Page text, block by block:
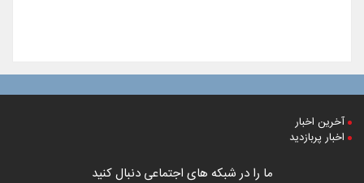
آخرین اخبار
اخبار پربازدید
ما را در شبکه های اجتماعی دنبال کنید